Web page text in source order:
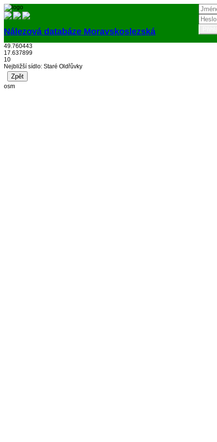
Nálezová databáze Moravskoslezská
Přihlásit
49.760443
17.637899
10
Nejbližší sídlo: Staré Oldřůvky
osm